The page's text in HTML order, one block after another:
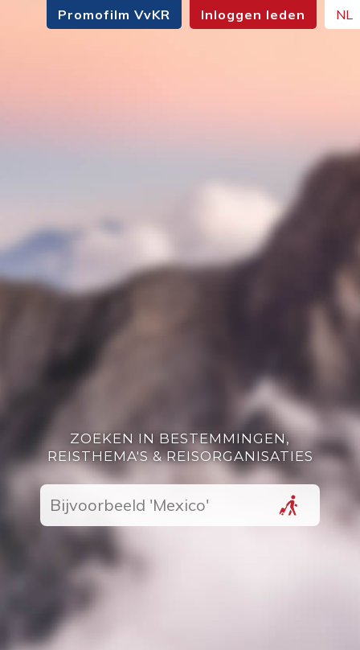
Promofilm VvKR Inloggen leden NL
ZOEKEN IN BESTEMMINGEN,
REISTHEMA'S & REISORGANISATIES